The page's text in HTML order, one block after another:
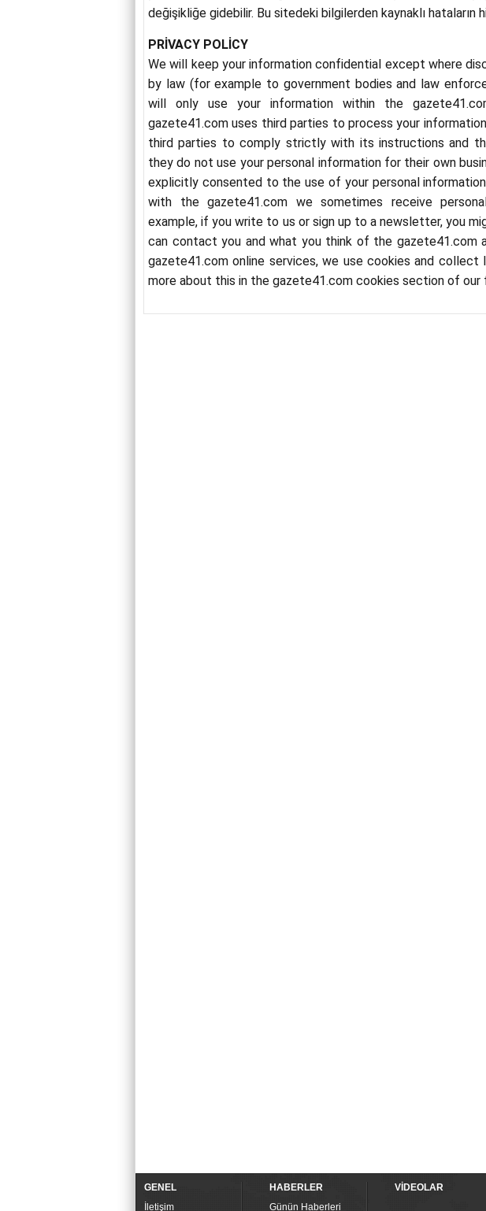
değişikliğe gidebilir. Bu sitedeki bilgilerden kaynaklı hataların
PRİVACY POLİCY
We will keep your information confidential except where
by law (for example to government bodies and law
will only use your information within the
gazete41.com uses third parties to process your
third parties to comply strictly with its instructions and
they do not use your personal information for their own
explicitly consented to the use of your personal
with the gazete41.com we sometimes receive
example, if you write to us or sign up to a newsletter, you
can contact you and what you think of the gazete41.com
gazete41.com online services, we use cookies and collect
more about this in the gazete41.com cookies section of our
GENEL
İletişim
HABERLER
Günün Haberleri
VİDEOLAR